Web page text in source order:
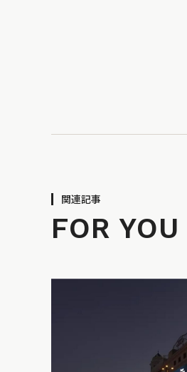
関連記事
FOR YOU